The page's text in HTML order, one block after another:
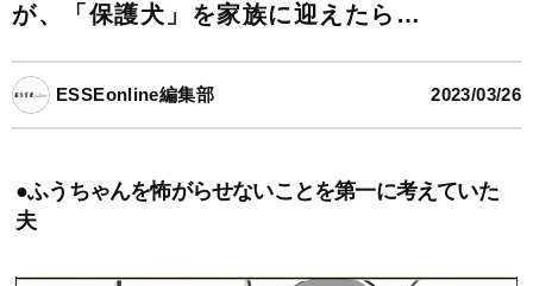
が、「保護犬」を家族に迎えたら…
ESSEonline編集部 2023/03/26
●ふうちゃんを怖がらせないことを第一に考えていた
夫